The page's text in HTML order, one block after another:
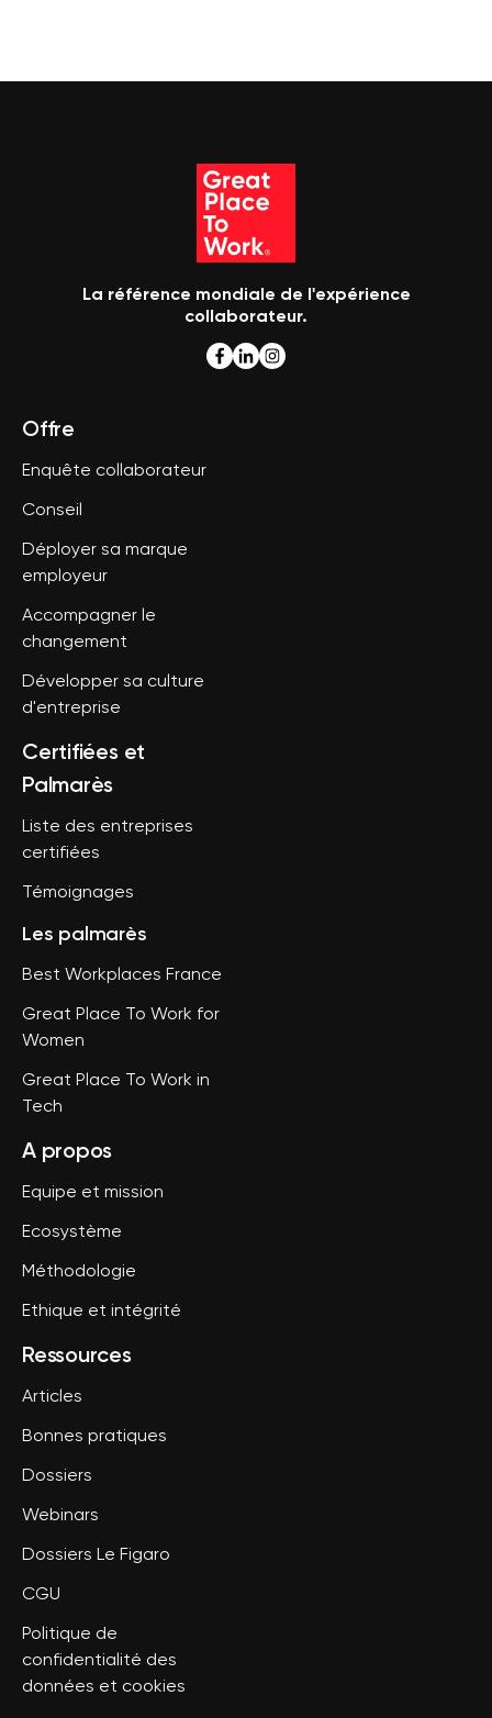
La référence mondiale de l'expérience
collaborateur.
Offre
Enquête collaborateur
Conseil
Déployer sa marque
employeur
Accompagner le
changement
Développer sa culture
d'entreprise
Certifiées et
Palmarès
Liste des entreprises
certifiées
Témoignages
Les palmarès
Best Workplaces France
Great Place To Work for
Women
Great Place To Work in
Tech
A propos
Equipe et mission
Ecosystème
Méthodologie
Ethique et intégrité
Ressources
Articles
Bonnes pratiques
Dossiers
Webinars
Dossiers Le Figaro
CGU
Politique de
confidentialité des
données et cookies